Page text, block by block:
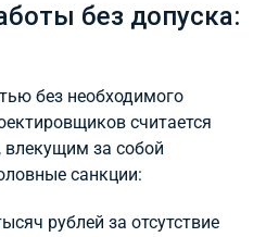
без допуска:
без необходимого
считается
за собой
санкции:
рублей за отсутствие